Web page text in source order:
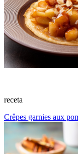
receta
Crêpes garnies aux